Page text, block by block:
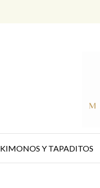
KIMONOS Y TAPADITOS